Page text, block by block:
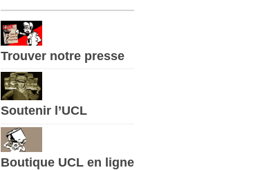
Trouver notre presse
Soutenir l’UCL
Boutique UCL en ligne